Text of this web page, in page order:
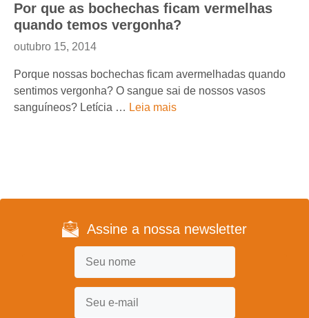
Por que as bochechas ficam vermelhas
quando temos vergonha?
outubro 15, 2014
Porque nossas bochechas ficam avermelhadas quando
sentimos vergonha? O sangue sai de nossos vasos
sanguíneos? Letícia … Leia mais
Assine a nossa newsletter